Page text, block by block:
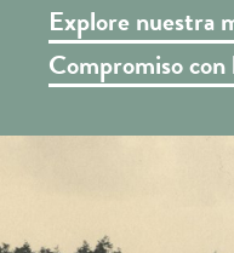
Explore nuestra
Compromiso con